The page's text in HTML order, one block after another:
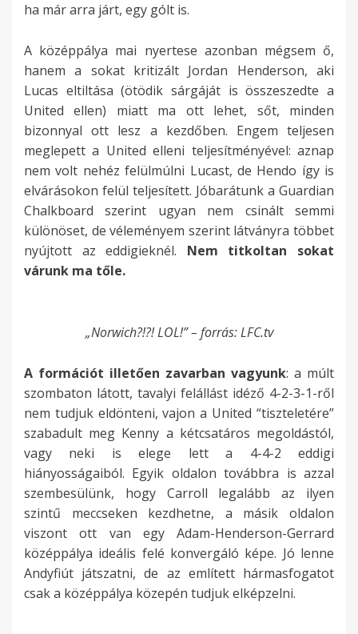
ha már arra járt, egy gólt is.
A középpálya mai nyertese azonban mégsem ő,
hanem a sokat kritizált Jordan Henderson, aki
Lucas eltiltása (ötödik sárgáját is összeszedte a
United ellen) miatt ma ott lehet, sőt, minden
bizonnyal ott lesz a kezdőben. Engem teljesen
meglepett a United elleni teljesítményével: aznap
nem volt nehéz felülmúlni Lucast, de Hendo így is
elvárásokon felül teljesített. Jóbarátunk a Guardian
Chalkboard szerint ugyan nem csinált semmi
különöset, de véleményem szerint látványra többet
nyújtott az eddigieknél. Nem titkoltan sokat
várunk ma tőle.
„Norwich?!?! LOL!” – forrás: LFC.tv
A formációt illetően zavarban vagyunk: a múlt
szombaton látott, tavalyi felállást idéző 4-2-3-1-ről
nem tudjuk eldönteni, vajon a United “tiszteletére”
szabadult meg Kenny a kétcsatáros megoldástól,
vagy neki is elege lett a 4-4-2 eddigi
hiányosságaiból. Egyik oldalon továbbra is azzal
szembesülünk, hogy Carroll legalább az ilyen
szintű meccseken kezdhetne, a másik oldalon
viszont ott van egy Adam-Henderson-Gerrard
középpálya ideális felé konvergáló képe. Jó lenne
Andyfiút játszatni, de az említett hármasfogatot
csak a középpálya közepén tudjuk elképzelni.